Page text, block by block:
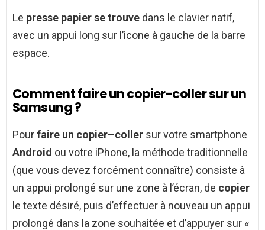
Le presse papier se trouve dans le clavier natif,
avec un appui long sur l’icone à gauche de la barre
espace.
Comment faire un copier-coller sur un
Samsung ?
Pourfaire un copier–coller sur votre smartphone
Android ou votre iPhone, la méthode traditionnelle
(que vous devez forcément connaître) consiste à
un appui prolongé sur une zone à l’écran, de copier
le texte désiré, puis d’effectuer à nouveau un appui
prolongé dans la zone souhaitée et d’appuyer sur «